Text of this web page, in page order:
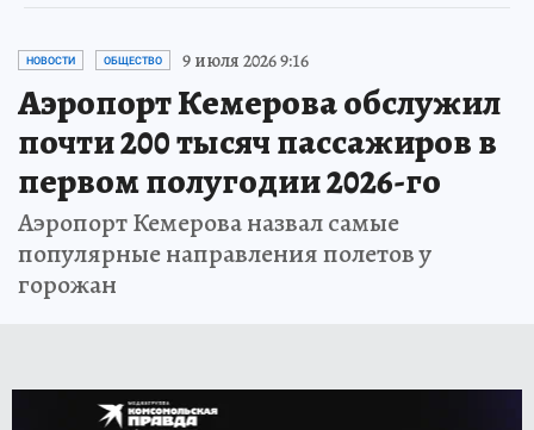
НОВОСТИ ОБЩЕСТВО 9 июля 2026 9:16
Аэропорт Кемерова обслужил
почти 200 тысяч пассажиров в
первом полугодии 2026-го
Аэропорт Кемерова назвал самые
популярные направления полетов у
горожан